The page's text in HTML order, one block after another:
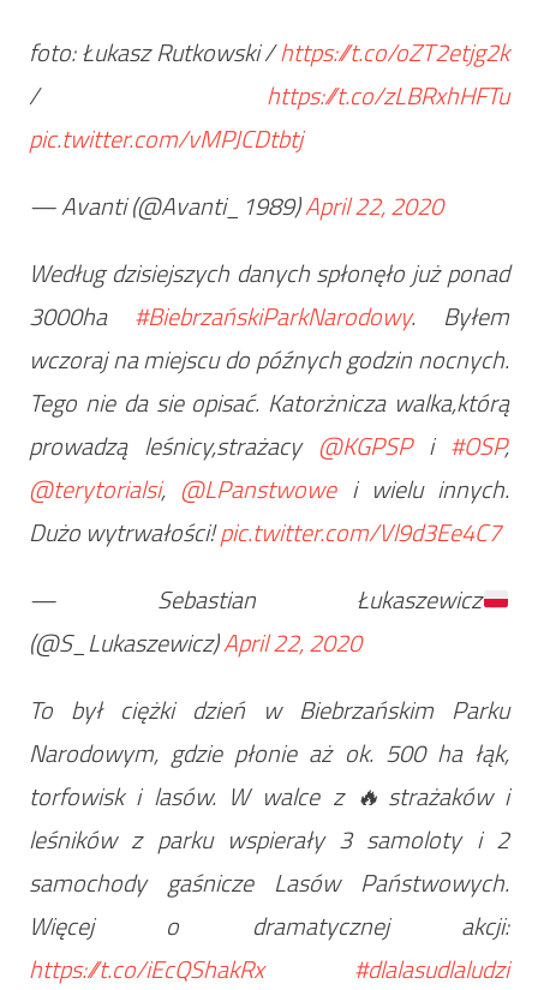
foto: Łukasz Rutkowski /https://t.co/oZT2etjg2k
/ https://t.co/zLBRxhHFTu
pic.twitter.com/vMPJCDtbtj
— Avanti (@Avanti_1989)April 22, 2020
Według dzisiejszych danych spłonęło już ponad
3000ha #BiebrzańskiParkNarodowy. Byłem
wczoraj na miejscu do późnych godzin nocnych.
Tego nie da sie opisać. Katorżnicza walka,którą
prowadzą leśnicy,strażacy @KGPSPi #OSP,
@terytorialsi, @LPanstwowei wielu innych.
Dużo wytrwałości!pic.twitter.com/Vl9d3Ee4C7
— Sebastian Łukaszewicz
(@S_Lukaszewicz)April 22, 2020
To był ciężki dzień w Biebrzańskim Parku
Narodowym, gdzie płonie aż ok. 500 ha łąk,
torfowisk i lasów. W walce z 🔥strażaków i
leśników z parku wspierały 3 samoloty i 2
samochody gaśnicze Lasów Państwowych.
Więcej o dramatycznej akcji:
https://t.co/iEcQShakRx
#dlalasudlaludzi